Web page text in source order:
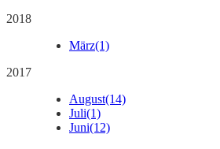
2018
März(1)
2017
August(14)
Juli(1)
Juni(12)